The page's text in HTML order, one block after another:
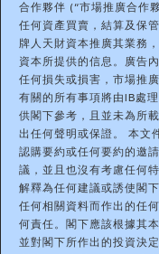
合作夥伴 (“市場推廣合作
任何資產買賣，結算及保
牌人天財資本推廣其業務
資本所提供的信息。廣告
任何損失或損害，市場推
有關的所有事項將由IB處
供閣下參考，且並未為所
出任何聲明或保證。 本文
認購要約或任何要約的邀
議，並且也沒有考慮任何
解釋為任何建議或誘使閣
任何相關資料而作出的任
何責任。閣下應該根據其
並對閣下所作出的投資決